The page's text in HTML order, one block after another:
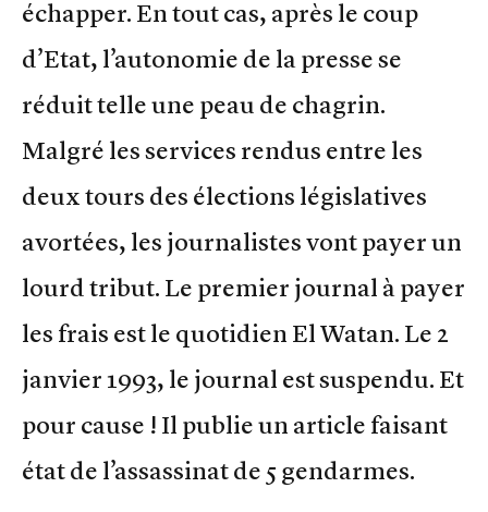
échapper. En tout cas, après le coup
d’Etat, l’autonomie de la presse se
réduit telle une peau de chagrin.
Malgré les services rendus entre les
deux tours des élections législatives
avortées, les journalistes vont payer un
lourd tribut. Le premier journal à payer
les frais est le quotidien El Watan. Le 2
janvier 1993, le journal est suspendu. Et
pour cause ! Il publie un article faisant
état de l’assassinat de 5 gendarmes.